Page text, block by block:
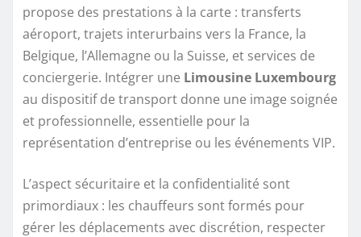
propose des prestations à la carte : transferts
aéroport, trajets interurbains vers la France, la
Belgique, l’Allemagne ou la Suisse, et services de
conciergerie. Intégrer une Limousine Luxembourg
au dispositif de transport donne une image soignée
et professionnelle, essentielle pour la
représentation d’entreprise ou les événements VIP.
L’aspect sécuritaire et la confidentialité sont
primordiaux : les chauffeurs sont formés pour
gérer les déplacements avec discrétion, respecter